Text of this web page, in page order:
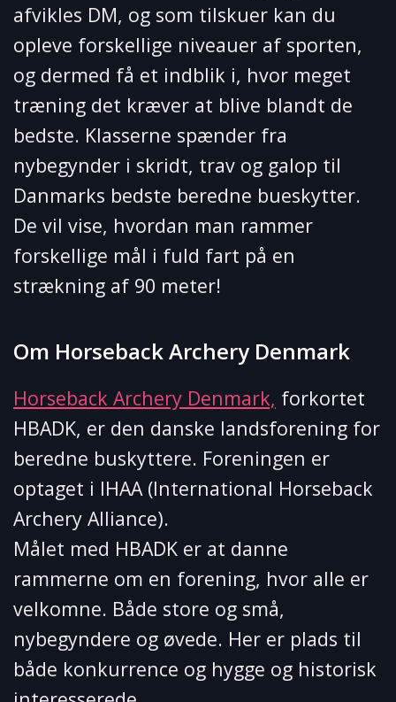
afvikles DM, og som tilskuer kan du
opleve forskellige niveauer af sporten,
og dermed få et indblik i, hvor meget
træning det kræver at blive blandt de
bedste. Klasserne spænder fra
nybegynder i skridt, trav og galop til
Danmarks bedste beredne bueskytter.
De vil vise, hvordan man rammer
forskellige mål i fuld fart på en
strækning af 90 meter!
Om Horseback Archery Denmark
Horseback Archery Denmark, forkortet
HBADK, er den danske landsforening for
beredne buskyttere. Foreningen er
optaget i IHAA (International Horseback
Archery Alliance).
Målet med HBADK er at danne
rammerne om en forening, hvor alle er
velkomne. Både store og små,
nybegyndere og øvede. Her er plads til
både konkurrence og hygge og historisk